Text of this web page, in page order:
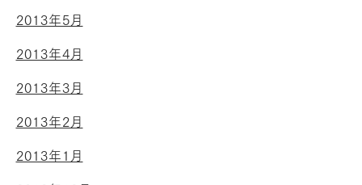
2013年5月
2013年4月
2013年3月
2013年2月
2013年1月